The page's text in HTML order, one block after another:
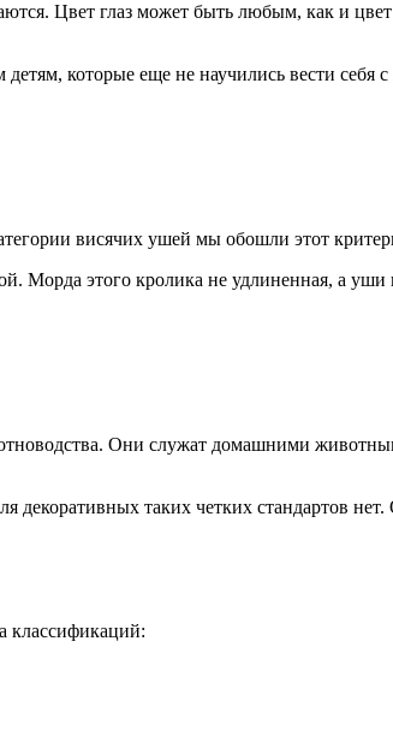
Цвет глаз может быть любым, как и
которые еще не научились вести себя
висячих ушей мы обошли этот
Морда этого кролика не удлиненная, а уши
Они служат домашними
декоративных таких четких стандартов
классификаций: